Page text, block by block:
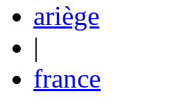
ariège
|
france